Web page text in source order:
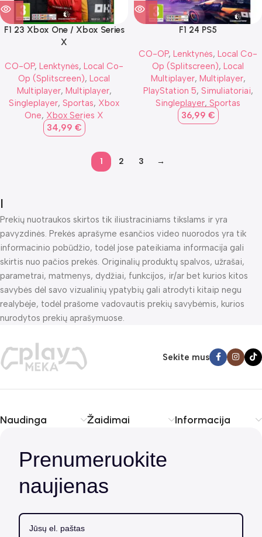
F1 23 Xbox One / Xbox Series
X
CO-OP, Lenktynės, Local Co-
Op (Splitscreen), Local
Multiplayer, Multiplayer,
Singleplayer, Sportas, Xbox
One, Xbox Series X
34,99 €
F1 24 PS5
CO-OP, Lenktynės, Local Co-
Op (Splitscreen), Local
Multiplayer, Multiplayer,
PlayStation 5, Simuliatoriai,
Singleplayer, Sportas
36,99 €
1 2 3 →
I
Prekių nuotraukos skirtos tik iliustraciniams tikslams ir yra
pavyzdinės. Prekės aprašyme esančios video nuorodos yra tik
informacinio pobūdžio, todėl jose pateikiama informacija gali
skirtis nuo pačios prekės. Originalių produktų spalvos, užrašai,
parametrai, matmenys, dydžiai, funkcijos, ir/ar bet kurios kitos
savybės dėl savo vizualinių ypatybių gali atrodyti kitaip negu
realybėje, todėl prašome vadovautis prekių savybėmis, kurios
nurodytos prekių aprašymuose.
Sekite mus
Naudinga Žaidimai Informacija
Prenumeruokite
naujienas